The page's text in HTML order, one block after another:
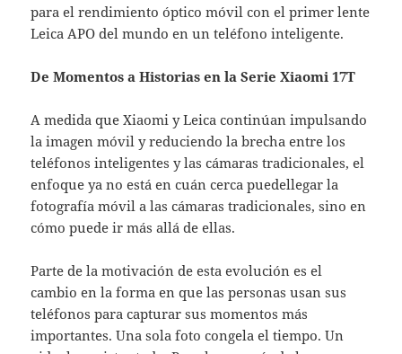
para el rendimiento óptico móvil con el primer lente
Leica APO del mundo en un teléfono inteligente.
De Momentos a Historias en la Serie Xiaomi 17T
A medida que Xiaomi y Leica continúan impulsando
la imagen móvil y reduciendo la brecha entre los
teléfonos inteligentes y las cámaras tradicionales, el
enfoque ya no está en cuán cerca puedellegar la
fotografía móvil a las cámaras tradicionales, sino en
cómo puede ir más allá de ellas.
Parte de la motivación de esta evolución es el
cambio en la forma en que las personas usan sus
teléfonos para capturar sus momentos más
importantes. Una sola foto congela el tiempo. Un